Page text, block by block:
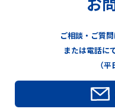
ご相談・ご質
または電話に
（